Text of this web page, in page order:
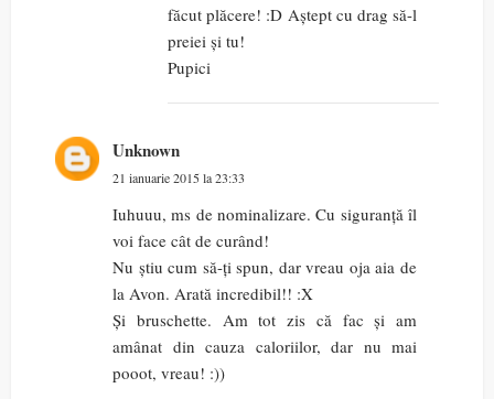
făcut plăcere! :D Aștept cu drag să-l
preiei și tu!
Pupici
Unknown
21 ianuarie 2015 la 23:33
Iuhuuu, ms de nominalizare. Cu siguranță îl
voi face cât de curând!
Nu știu cum să-ți spun, dar vreau oja aia de
la Avon. Arată incredibil!! :X
Și bruschette. Am tot zis că fac și am
amânat din cauza caloriilor, dar nu mai
pooot, vreau! :))